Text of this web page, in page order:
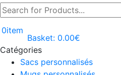
0item
Basket: 0.00€
Catégories
Sacs personnalisés